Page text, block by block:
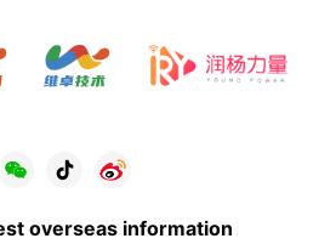
overseas information